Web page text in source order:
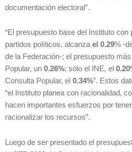
documentación electoral”.
“El presupuesto base del Instituto con
partidos políticos, alcanzael 0.29% -
de la Federación-; el presupuesto
Popular, un 0.26%; sólo el INE, el
Consulta Popular, el 0.34%”. Estos
“el Instituto planea con racionalidad,
hacen importantes esfuerzos por
racionalizar los recursos”.
Luego de ser presentado el